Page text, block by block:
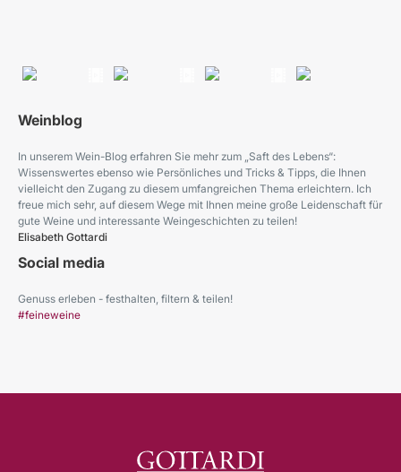
Weinblog
In unserem Wein-Blog erfahren Sie mehr zum „Saft des Lebens“:
Wissenswertes ebenso wie Persönliches und Tricks & Tipps, die Ihnen
vielleicht den Zugang zu diesem umfangreichen Thema erleichtern. Ich
freue mich sehr, auf diesem Wege mit Ihnen meine große Leidenschaft für
gute Weine und interessante Weingeschichten zu teilen!
Elisabeth Gottardi
Social media
Genuss erleben - festhalten, filtern & teilen!
#feineweine